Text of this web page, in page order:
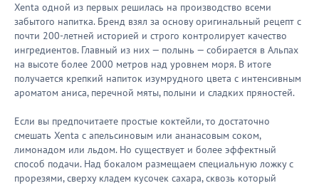
Xenta одной из первых решилась на производство всеми
забытого напитка. Бренд взял за основу оригинальный рецепт с
почти 200-летней историей и строго контролирует качество
ингредиентов. Главный из них — полынь — собирается в Альпах
на высоте более 2000 метров над уровнем моря. В итоге
получается крепкий напиток изумрудного цвета с интенсивным
ароматом аниса, перечной мяты, полыни и сладких пряностей.
Если вы предпочитаете простые коктейли, то достаточно
смешать Xenta с апельсиновым или ананасовым соком,
лимонадом или льдом. Но существует и более эффектный
способ подачи. Над бокалом размещаем специальную ложку с
прорезями, сверху кладем кусочек сахара, сквозь который